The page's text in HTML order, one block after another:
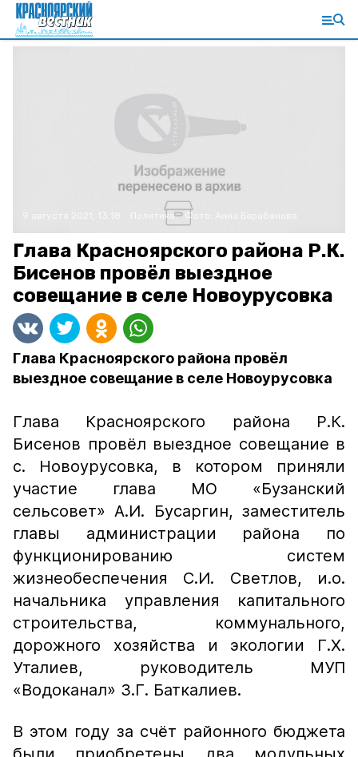
Политика Фото:
Глава Красноярского района Р.К.
Бисенов провёл выездное
совещание в селе Новоурусовка
Глава Красноярского района провёл
выездное совещание в селе Новоурусовка
Глава Красноярского района Р.К.
Бисенов провёл выездное совещание в
с. Новоурусовка, в котором приняли
участие глава МО «Бузанский
сельсовет» А.И. Бусаргин, заместитель
главы администрации района по
функционированию систем
жизнеобеспечения С.И. Светлов, и.о.
начальника управления капитального
строительства, коммунального,
дорожного хозяйства и экологии Г.Х.
Уталиев, руководитель МУП
«Водоканал» З.Г. Баткалиев.
В этом году за счёт районного бюджета